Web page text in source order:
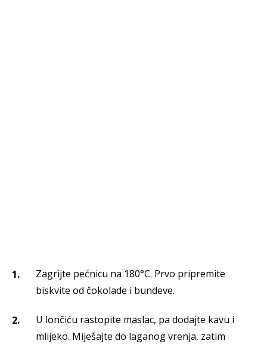
Zagrijte pećnicu na 180°C. Prvo pripremite
biskvite od čokolade i bundeve.
U lončiću rastopite maslac, pa dodajte kavu i
mlijeko. Miješajte do laganog vrenja, zatim